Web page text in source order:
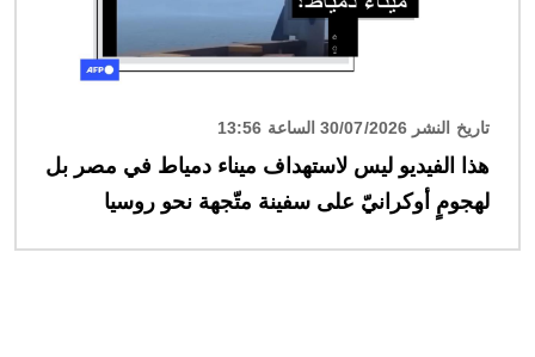
تاريخ النشر 30/07/2026 الساعة 13:56
هذا الفيديو ليس لاستهداف ميناء دمياط في مصر بل
لهجومٍ أوكرانيّ على سفينة متّجهة نحو روسيا